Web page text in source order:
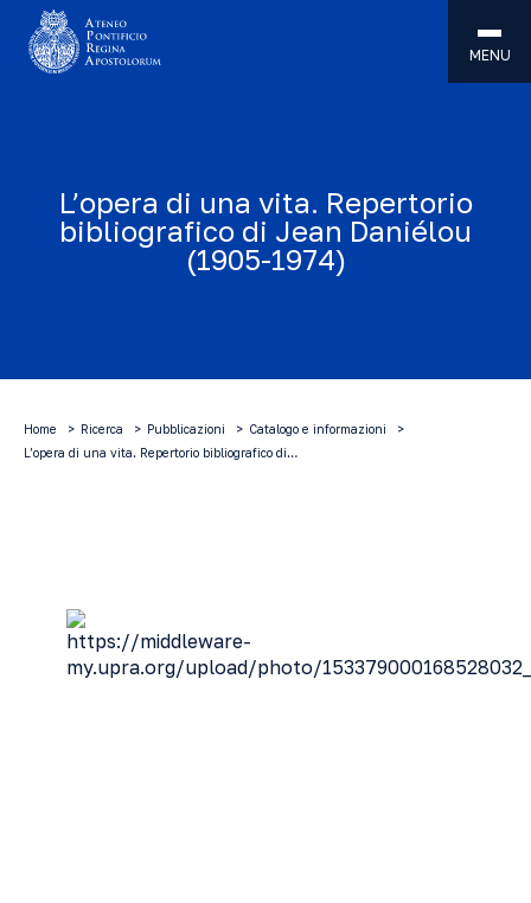
MENU
L’opera di una vita. Repertorio
bibliografico di Jean Daniélou
(1905-1974)
Home Ricerca Pubblicazioni
Catalogo e informazioni
L’opera di una vita. Repertorio bibliografico di…